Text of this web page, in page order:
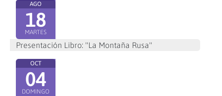
AGO
18
MARTES
Presentación Libro: "La Montaña Rusa"
OCT
04
DOMINGO